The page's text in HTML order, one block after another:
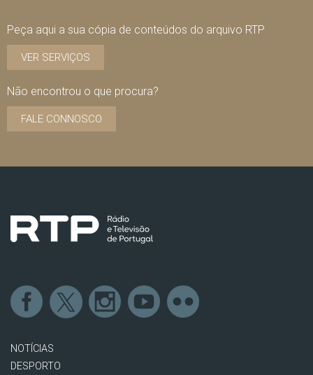
Peça aqui a sua cópia de conteúdos do arquivo RTP
VER SERVIÇOS
Não encontrou o que procura?
FALE CONNOSCO
NOTÍCIAS
DESPORTO